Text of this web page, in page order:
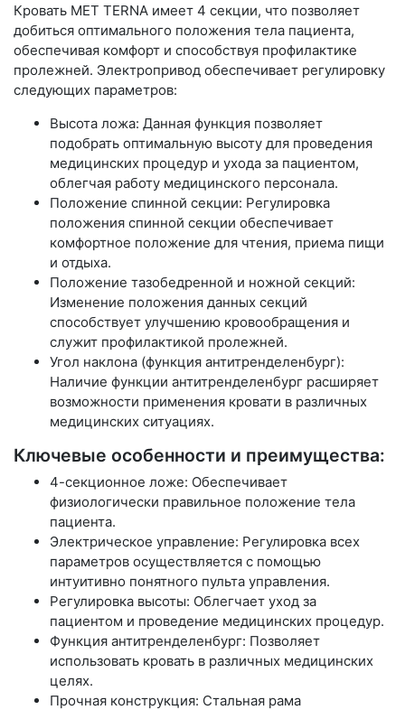
Кровать MET TERNA имеет 4 секции, что позволяет
добиться оптимального положения тела пациента,
обеспечивая комфорт и способствуя профилактике
пролежней. Электропривод обеспечивает регулировку
следующих параметров:
Высота ложа: Данная функция позволяет
подобрать оптимальную высоту для проведения
медицинских процедур и ухода за пациентом,
облегчая работу медицинского персонала.
Положение спинной секции: Регулировка
положения спинной секции обеспечивает
комфортное положение для чтения, приема пищи
и отдыха.
Положение тазобедренной и ножной секций:
Изменение положения данных секций
способствует улучшению кровообращения и
служит профилактикой пролежней.
Угол наклона (функция антитренделенбург):
Наличие функции антитренделенбург расширяет
возможности применения кровати в различных
медицинских ситуациях.
Ключевые особенности и преимущества:
4-секционное ложе: Обеспечивает
физиологически правильное положение тела
пациента.
Электрическое управление: Регулировка всех
параметров осуществляется с помощью
интуитивно понятного пульта управления.
Регулировка высоты: Облегчает уход за
пациентом и проведение медицинских процедур.
Функция антитренделенбург: Позволяет
использовать кровать в различных медицинских
целях.
Прочная конструкция: Стальная рама